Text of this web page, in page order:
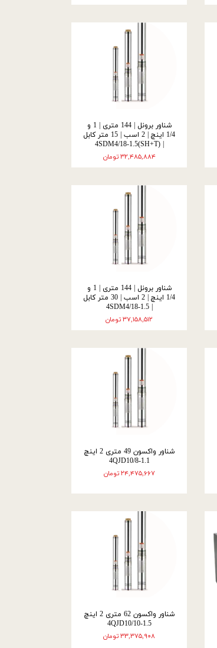
شناور برونل | 144 متری | 1 و
1/4 اینچ | 2 اسب | 15 متر کابل
| 4SDM4/18-1.5(SH+T)
۳۲,۴۸۵,۸۸۴ تومان
شناور برونل | 144 متری | 1 و
1/4 اینچ | 2 اسب | 30 متر کابل
| 4SDM4/18-1.5
۳۷,۱۵۸,۵۱۲ تومان
شناور واکسون 49 متری 2 اینچ
4QJD10/8-1.1
۲۴,۴۷۵,۶۶۷ تومان
شناور واکسون 62 متری 2 اینچ
4QJD10/10-1.5
۳۳,۳۷۵,۹۰۸ تومان